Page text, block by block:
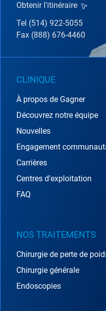
Obtenir l'itinéraire
Tel (514) 922-5055
Fax (888) 676-4460
CLINIQUE
À propos de Gagner
Découvrez notre équipe
Nouvelles
Engagement
Carrières
Centres d'exploitation
FAQ
NOS TRAITEMENTS
Chirurgie de perte de
Chirurgie générale
Endoscopies